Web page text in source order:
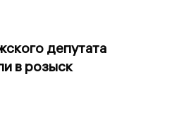
депутата
в розыск